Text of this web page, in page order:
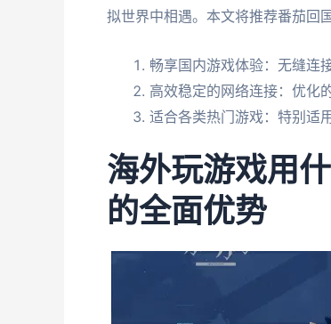
拟世界中相遇。本文将推荐番茄回
畅享国内游戏体验：无缝连
高效稳定的网络连接：优化
适合各类热门游戏：特别适
海外玩游戏用
的全面优势